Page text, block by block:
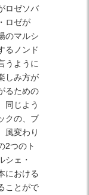
ロゼソバ
ロゼが
のマルシ
るノンド
うように
しみ方が
るための
同じよう
クの、ブ
風変わり
2つのト
シェ・
における
ことがで